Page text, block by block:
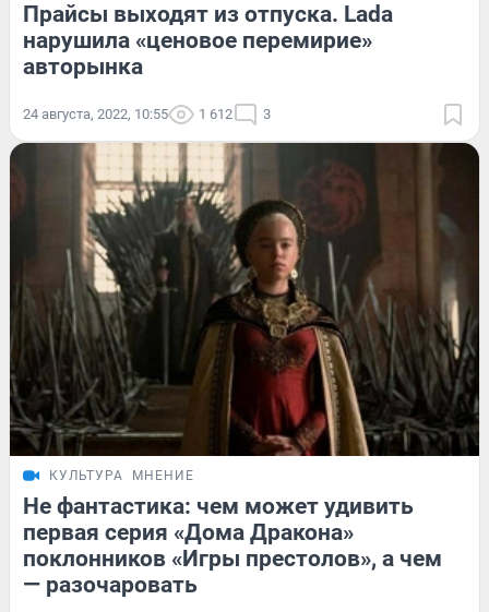
Прайсы выходят из отпуска. Lada
нарушила «ценовое перемирие»
авторынка
24 августа, 2022, 10:55 1 612 3
КУЛЬТУРА МНЕНИЕ
Не фантастика: чем может удивить
первая серия «Дома Дракона»
поклонников «Игры престолов», а чем
— разочаровать